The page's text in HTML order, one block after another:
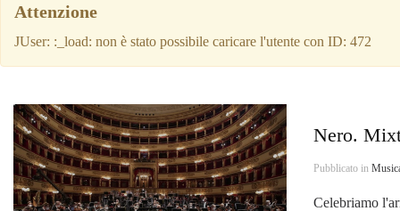
Attenzione
JUser: :_load: non è stato possibile caricare l'utente con ID: 472
Nero.
Pubblicato in
Celebriamo